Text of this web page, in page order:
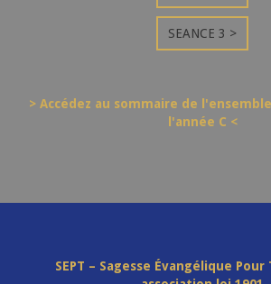
SEANCE 3 >
> Accédez au sommaire de
l'année C <
SEPT – Sagesse Évangélique